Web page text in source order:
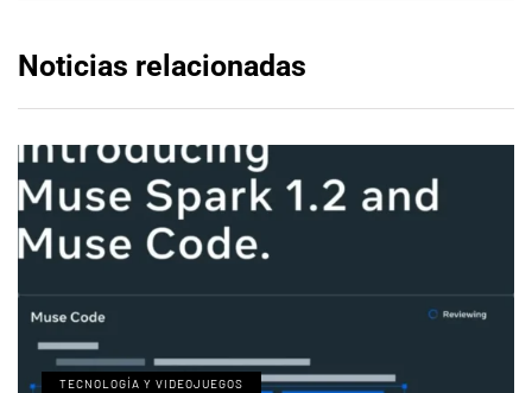
Noticias relacionadas
TECNOLOGÍA Y VIDEOJUEGOS